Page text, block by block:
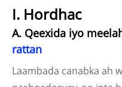
I. Hordhac
A. Qeexida iyo
rattan
Laambada canabka ah